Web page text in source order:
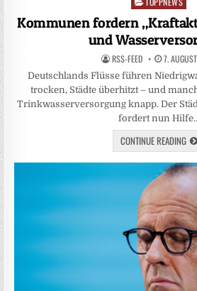
Kommunen fordern
und
RSS-FEED 7.
Deutschlands Flüsse führen
trocken, Städte überhitzt – und
Trinkwasserversorgung knapp. Der
fordert nun
CONTINUE READING